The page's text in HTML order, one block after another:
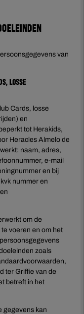
van
losse
Cards, losse
en
tot Herakids,
Heracles Almelo de
naam, adres,
e-mail
en bij
nummer en
om de
voeren en om het
zoals
ter Griffie van de
betreft in het
gegevens kan